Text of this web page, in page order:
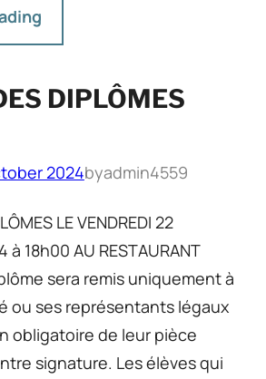
DIPLÔMES
2024byadmin4559
LE VENDREDI 22
à 18h00 AU RESTAURANT
sera remis uniquement à
ou ses représentants légaux
obligatoire de leur pièce
signature. Les élèves qui